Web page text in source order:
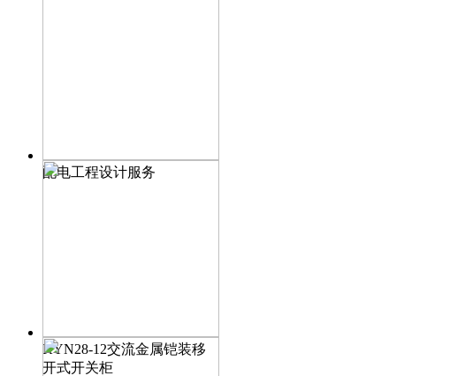
配电工程设计服务
KYN28-12交流金属铠装移
开式开关柜